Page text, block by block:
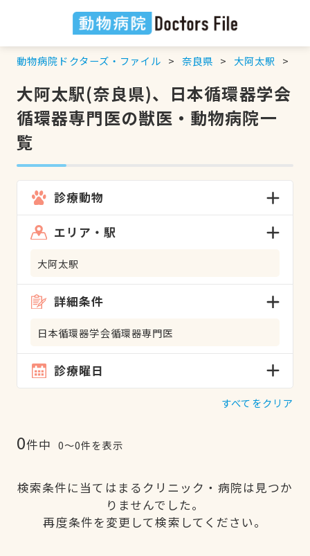
動物病院ドクターズ・ファイル 奈良県 大阿太駅
大阿太駅(奈良県)、日本循環器学会
循環器専門医の獣医・動物病院一
覧
診療動物
エリア・駅
大阿太駅
詳細条件
日本循環器学会循環器専門医
診療曜日
すべてをクリア
0件中 0〜0件を表示
検索条件に当てはまるクリニック・病院は見つか
りませんでした。
再度条件を変更して検索してください。